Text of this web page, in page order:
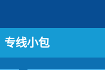
专线小包